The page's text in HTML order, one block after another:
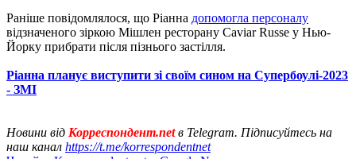
Раніше повідомлялося, що Ріанна допомогла персоналу
відзначеного зіркою Мішлен ресторану Caviar Russe у Нью-
Йорку прибрати після пізнього застілля.
Ріанна планує виступити зі своїм сином на Супербоулі-2023
- ЗМІ
Новини від Корреспондент.netв Telegram. Підписуйтесь на
наш канал https://t.me/korrespondentnet